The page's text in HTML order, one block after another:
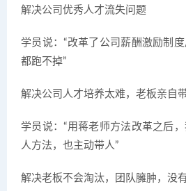
解决公司优秀人才流失问题
学员说：“改革了公司薪酬激励制
都跑不掉”
解决公司人才培养太难，老板亲自
学员说：“用蒋老师方法改革之后
人方法，也主动带人”
解决老板不会淘汰，团队臃肿，没